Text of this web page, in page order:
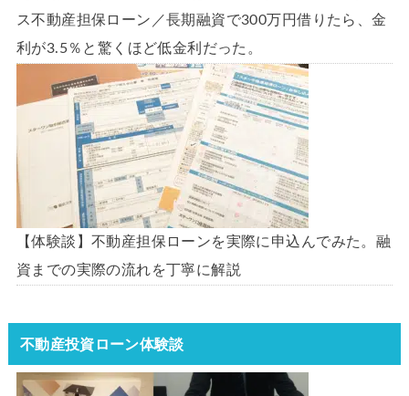
ス不動産担保ローン／長期融資で300万円借りたら、金
利が3.5％と驚くほど低金利だった。
【体験談】不動産担保ローンを実際に申込んでみた。融
資までの実際の流れを丁寧に解説
不動産投資ローン体験談